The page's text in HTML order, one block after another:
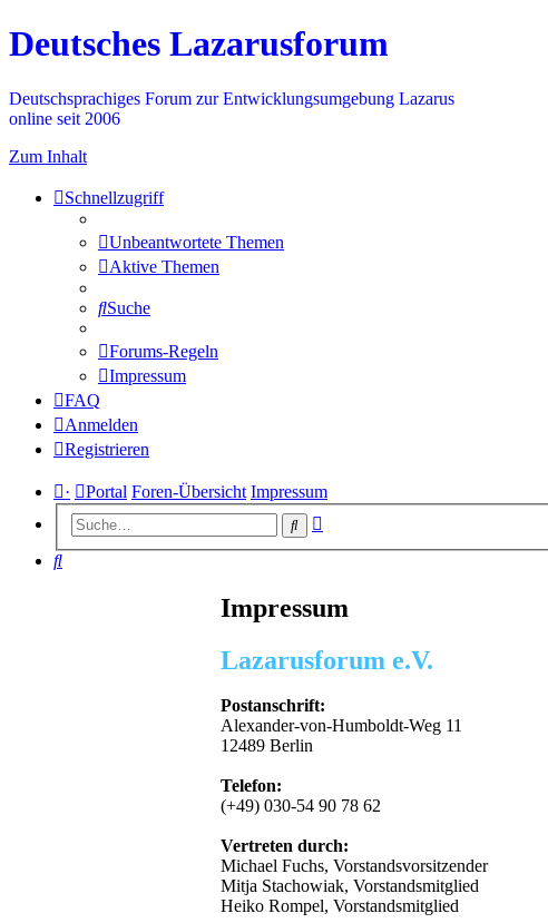
Deutsches Lazarusforum
Deutschsprachiges Forum zur Entwicklungsumgebung Lazarus
online seit 2006
Zum Inhalt
Schnellzugriff
Unbeantwortete Themen
Aktive Themen
Suche
Forums-Regeln
Impressum
FAQ
Anmelden
Registrieren
· Portal Foren-Übersicht Impressum
Suche
Suche
Impressum
Lazarusforum e.V.
Postanschrift:
Alexander-von-Humboldt-Weg 11
12489 Berlin
Telefon:
(+49) 030-54 90 78 62
Vertreten durch:
Michael Fuchs, Vorstandsvorsitzender
Mitja Stachowiak, Vorstandsmitglied
Heiko Rompel, Vorstandsmitglied